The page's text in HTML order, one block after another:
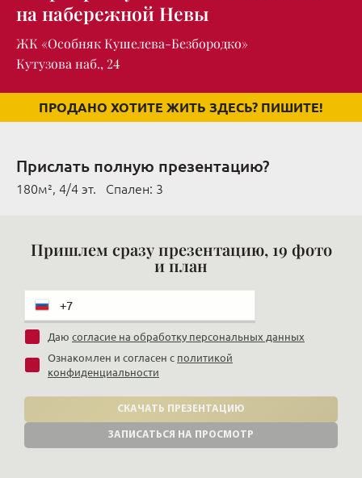
на набережной Невы
ЖК «Особняк Кушелева-Безбородко»
Кутузова наб., 24
ПРОДАНО ХОТИТЕ ЖИТЬ ЗДЕСЬ? ПИШИТЕ!
Прислать полную презентацию?
180м², 4/4 эт. Cпален: 3
Пришлем сразу презентацию, 19 фото
и план
Даю согласие на обработку персональных данных
Ознакомлен и согласен с политикой
конфиденциальности
СКАЧАТЬ ПРЕЗЕНТАЦИЮ
ЗАПИСАТЬСЯ НА ПРОСМОТР